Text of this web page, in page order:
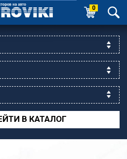
0
В КАТАЛОГ